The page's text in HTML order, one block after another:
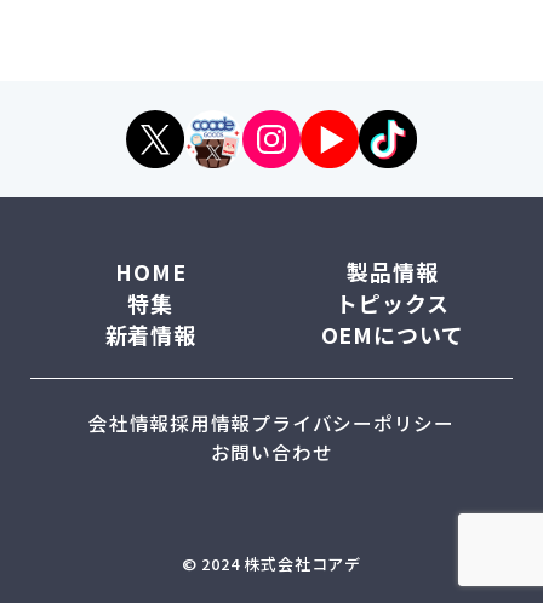
HOME
製品情報
特集
トピックス
新着情報
OEMについて
会社情報採用情報プライバシーポリシー
お問い合わせ
© 2024 株式会社コアデ